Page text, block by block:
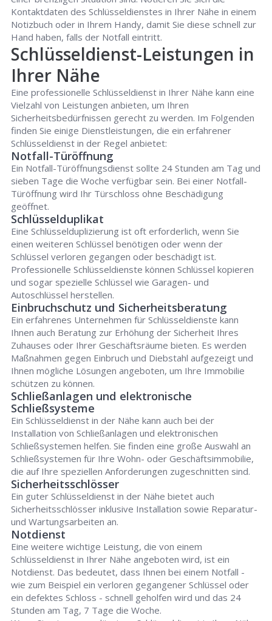
Kontaktdaten des Schlüsseldienstes in Ihrer Nähe in einem
Notizbuch oder in Ihrem Handy, damit Sie diese schnell zur
Hand haben, falls der Notfall eintritt.
Schlüsseldienst-Leistungen in
Ihrer Nähe
Eine professionelle Schlüsseldienst in Ihrer Nähe kann eine
Vielzahl von Leistungen anbieten, um Ihren
Sicherheitsbedürfnissen gerecht zu werden. Im Folgenden
finden Sie einige Dienstleistungen, die ein erfahrener
Schlüsseldienst in der Regel anbietet:
Notfall-Türöffnung
Ein Notfall-Türöffnungsdienst sollte 24 Stunden am Tag und
sieben Tage die Woche verfügbar sein. Bei einer Notfall-
Türöffnung wird Ihr Türschloss ohne Beschädigung
geöffnet.
Schlüsselduplikat
Eine Schlüsselduplizierung ist oft erforderlich, wenn Sie
einen weiteren Schlüssel benötigen oder wenn der
Schlüssel verloren gegangen oder beschädigt ist.
Professionelle Schlüsseldienste können Schlüssel kopieren
und sogar spezielle Schlüssel wie Garagen- und
Autoschlüssel herstellen.
Einbruchschutz und Sicherheitsberatung
Ein erfahrenes Unternehmen für Schlüsseldienste kann
Ihnen auch Beratung zur Erhöhung der Sicherheit Ihres
Zuhauses oder Ihrer Geschäftsräume bieten. Es werden
Maßnahmen gegen Einbruch und Diebstahl aufgezeigt und
Ihnen mögliche Lösungen angeboten, um Ihre Immobilie
schützen zu können.
Schließanlagen und elektronische
Schließsysteme
Ein Schlüsseldienst in der Nähe kann auch bei der
Installation von Schließanlagen und elektronischen
Schließsystemen helfen. Sie finden eine große Auswahl an
Schließsystemen für Ihre Wohn- oder Geschäftsimmobilie,
die auf Ihre speziellen Anforderungen zugeschnitten sind.
Sicherheitsschlösser
Ein guter Schlüsseldienst in der Nähe bietet auch
Sicherheitsschlösser inklusive Installation sowie Reparatur-
und Wartungsarbeiten an.
Notdienst
Eine weitere wichtige Leistung, die von einem
Schlüsseldienst in Ihrer Nähe angeboten wird, ist ein
Notdienst. Das bedeutet, dass Ihnen bei einem Notfall -
wie zum Beispiel ein verloren gegangener Schlüssel oder
ein defektes Schloss - schnell geholfen wird und das 24
Stunden am Tag, 7 Tage die Woche.